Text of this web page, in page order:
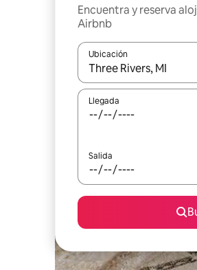
Encuentra y reserva
Airbnb
Ubicación
Cuando los resultados
Llegada
Salida